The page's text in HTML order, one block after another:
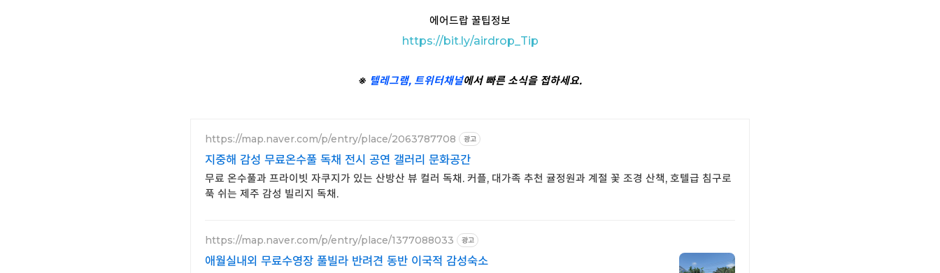
에어드랍 꿀팁정보
https://bit.ly/airdrop_Tip
※ 텔레그램, 트위터채널에서 빠른 소식을 접하세요.
https://map.naver.com/p/entry/place/2063787708 광고
지중해 감성 무료온수풀 독채 전시 공연 갤러리 문화공간
무료 온수풀과 프라이빗 자쿠지가 있는 산방산 뷰 컬러 독채. 커플, 대가족 추천 귤정원과 계절 꽃 조경 산책, 호텔급 침구로
푹 쉬는 제주 감성 빌리지 독채.
https://map.naver.com/p/entry/place/1377088033 광고
애월실내외 무료수영장 풀빌라 반려견 동반 이국적 감성숙소